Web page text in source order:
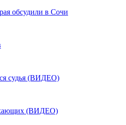
обсудили в Сочи
судья (ВИДЕО)
(ВИДЕО)